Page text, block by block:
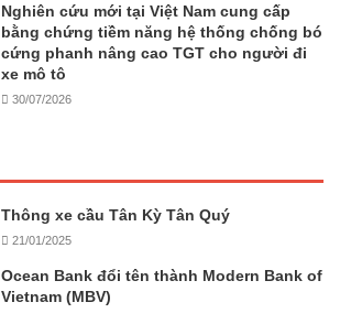
Nghiên cứu mới tại Việt Nam cung cấp
bằng chứng tiềm năng hệ thống chống bó
cứng phanh nâng cao TGT cho người đi
xe mô tô
30/07/2026
Thông xe cầu Tân Kỳ Tân Quý
21/01/2025
Ocean Bank đổi tên thành Modern Bank of
Vietnam (MBV)